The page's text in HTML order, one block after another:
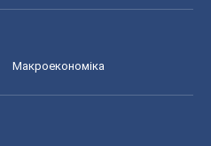
Макроекономіка